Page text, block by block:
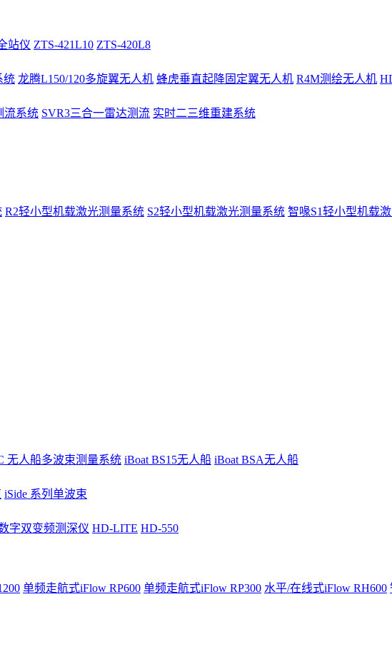
站仪 ZTS-421L10 ZTS-420L8
统 龙腾L150/120多旋翼无人机 蜂虎垂直起降固定翼无人机 R4M测绘无人机
流系统 SVR3三合一雷达测流 实时二三维重建系统
R2轻小型机载激光测量系统 S2轻小型机载激光测量系统 智喙S1轻小型机载
无人船多波束测量系统 iBoat BS15无人船 iBoat BSA无人船
iSide 系列单波束
字双变频测深仪 HD-LITE HD-550
单频走航式iFlow RP600 单频走航式iFlow RP300 水平/在线式iFlow RH600